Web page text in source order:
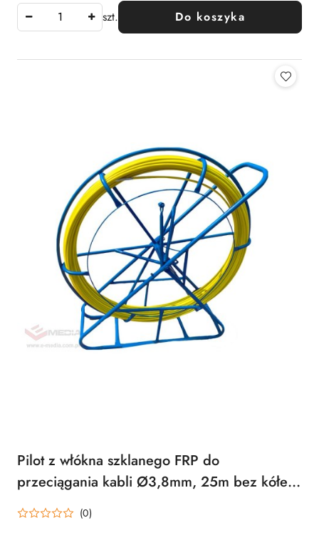
szt. Do koszyka
Pilot z włókna szklanego FRP do
przeciągania kabli Ø3,8mm, 25m bez kółek
Q-LANTEC(0)